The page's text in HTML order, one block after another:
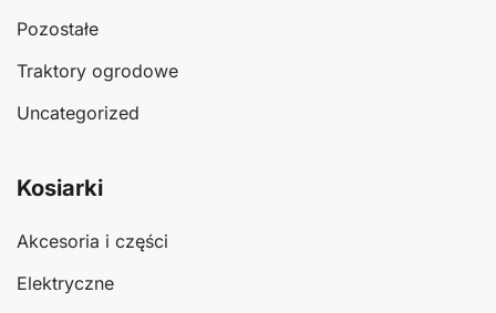
Pozostałe
Traktory ogrodowe
Uncategorized
Kosiarki
Akcesoria i części
Elektryczne